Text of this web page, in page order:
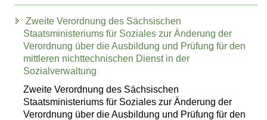
Zweite Verordnung des Sächsischen
Staatsministeriums für Soziales zur Änderung der
Verordnung über die Ausbildung und Prüfung für den
mittleren nichttechnischen Dienst in der
Sozialverwaltung
Zweite Verordnung des Sächsischen
Staatsministeriums für Soziales zur Änderung der
Verordnung über die Ausbildung und Prüfung für den